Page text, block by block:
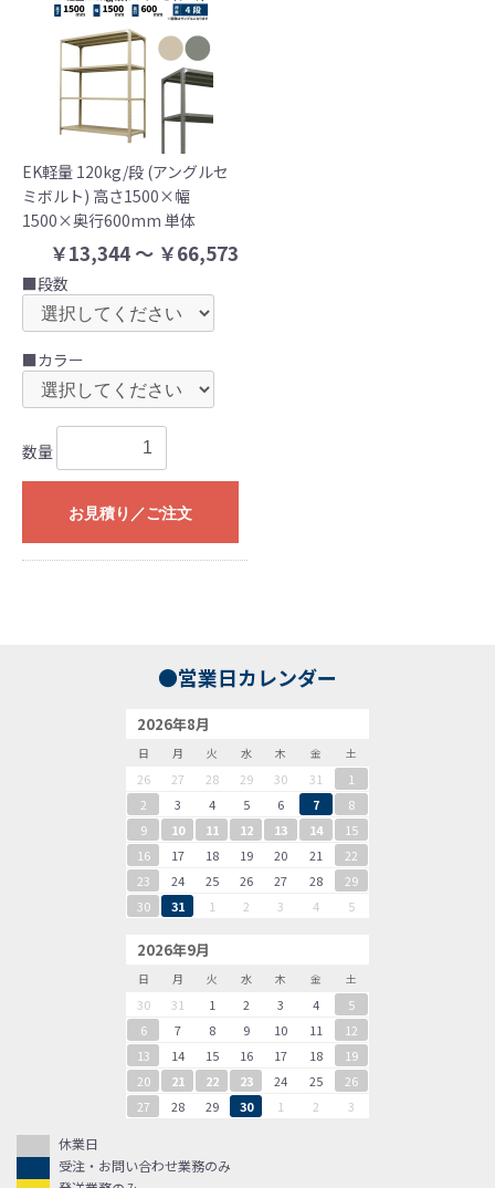
EK軽量 120kg/段 (アングルセ
ミボルト) 高さ1500×幅
1500×奥行600mm 単体
￥13,344 ～ ￥66,573
■段数
■カラー
数量
お見積り／ご注文
●営業日カレンダー
2026年8月
日 月 火 水 木 金 土
26 27 28 29 30 31
1
2
3 4 5 6 7
8
9
10 11 12 13 14
15
16
17 18 19 20 21
22
23
24 25 26 27 28
29
30
31 1 2 3 4 5
2026年9月
日 月 火 水 木 金 土
30 31 1 2 3 4
5
6
7 8 9 10 11
12
13
14 15 16 17 18
19
20
21 22 23 24 25
26
27
28 29 30 1 2 3
休業日
受注・お問い合わせ業務のみ